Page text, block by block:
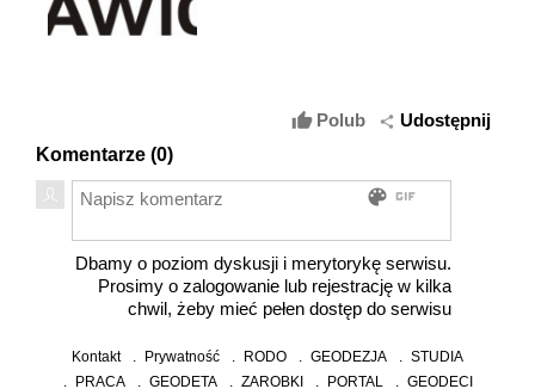
thumb_up Polub share Udostępnij
Komentarze (0)
gif
color_lens
Dbamy o poziom dyskusji i merytorykę serwisu.
Prosimy o zalogowanie lub rejestrację w kilka
chwil, żeby mieć pełen dostęp do serwisu
Kontakt Prywatność RODO GEODEZJA
STUDIA
PRACA
GEODETA ZAROBKI PORTAL GEODECI